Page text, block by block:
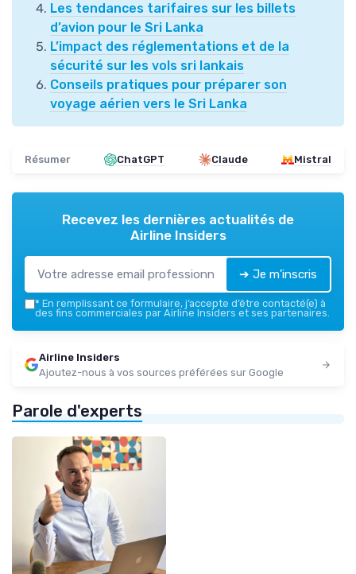
Les tendances tarifaires sur les billets
d’avion pour le Sri Lanka
L’impact des réglementations et de la
sécurité sur les vols sri lankais
Conseils pratiques pour préparer son
voyage aérien vers le Sri Lanka
Résumer ChatGPT Claude Mistral
Recevez les dernières actualités de
Airline Insiders
➔ Je m'inscris
* En remplissant ce formulaire, j’accepte d’être contacté(e) à
des fins commerciales par Airline Insiders et ses partenaires.
Airline Insiders
Ajoutez-nous à vos sources préférées sur Google
Parole d'experts